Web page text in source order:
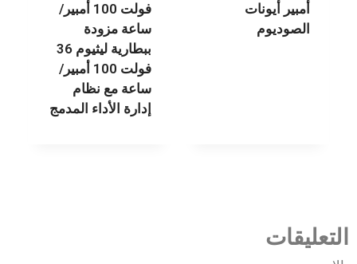
أمبير أيونات
الصوديوم
فولت 100 أمبير/
ساعة مزودة
ببطارية ليثيوم 36
فولت 100 أمبير/
ساعة مع نظام
إدارة الأداء المدمج
التعليقات